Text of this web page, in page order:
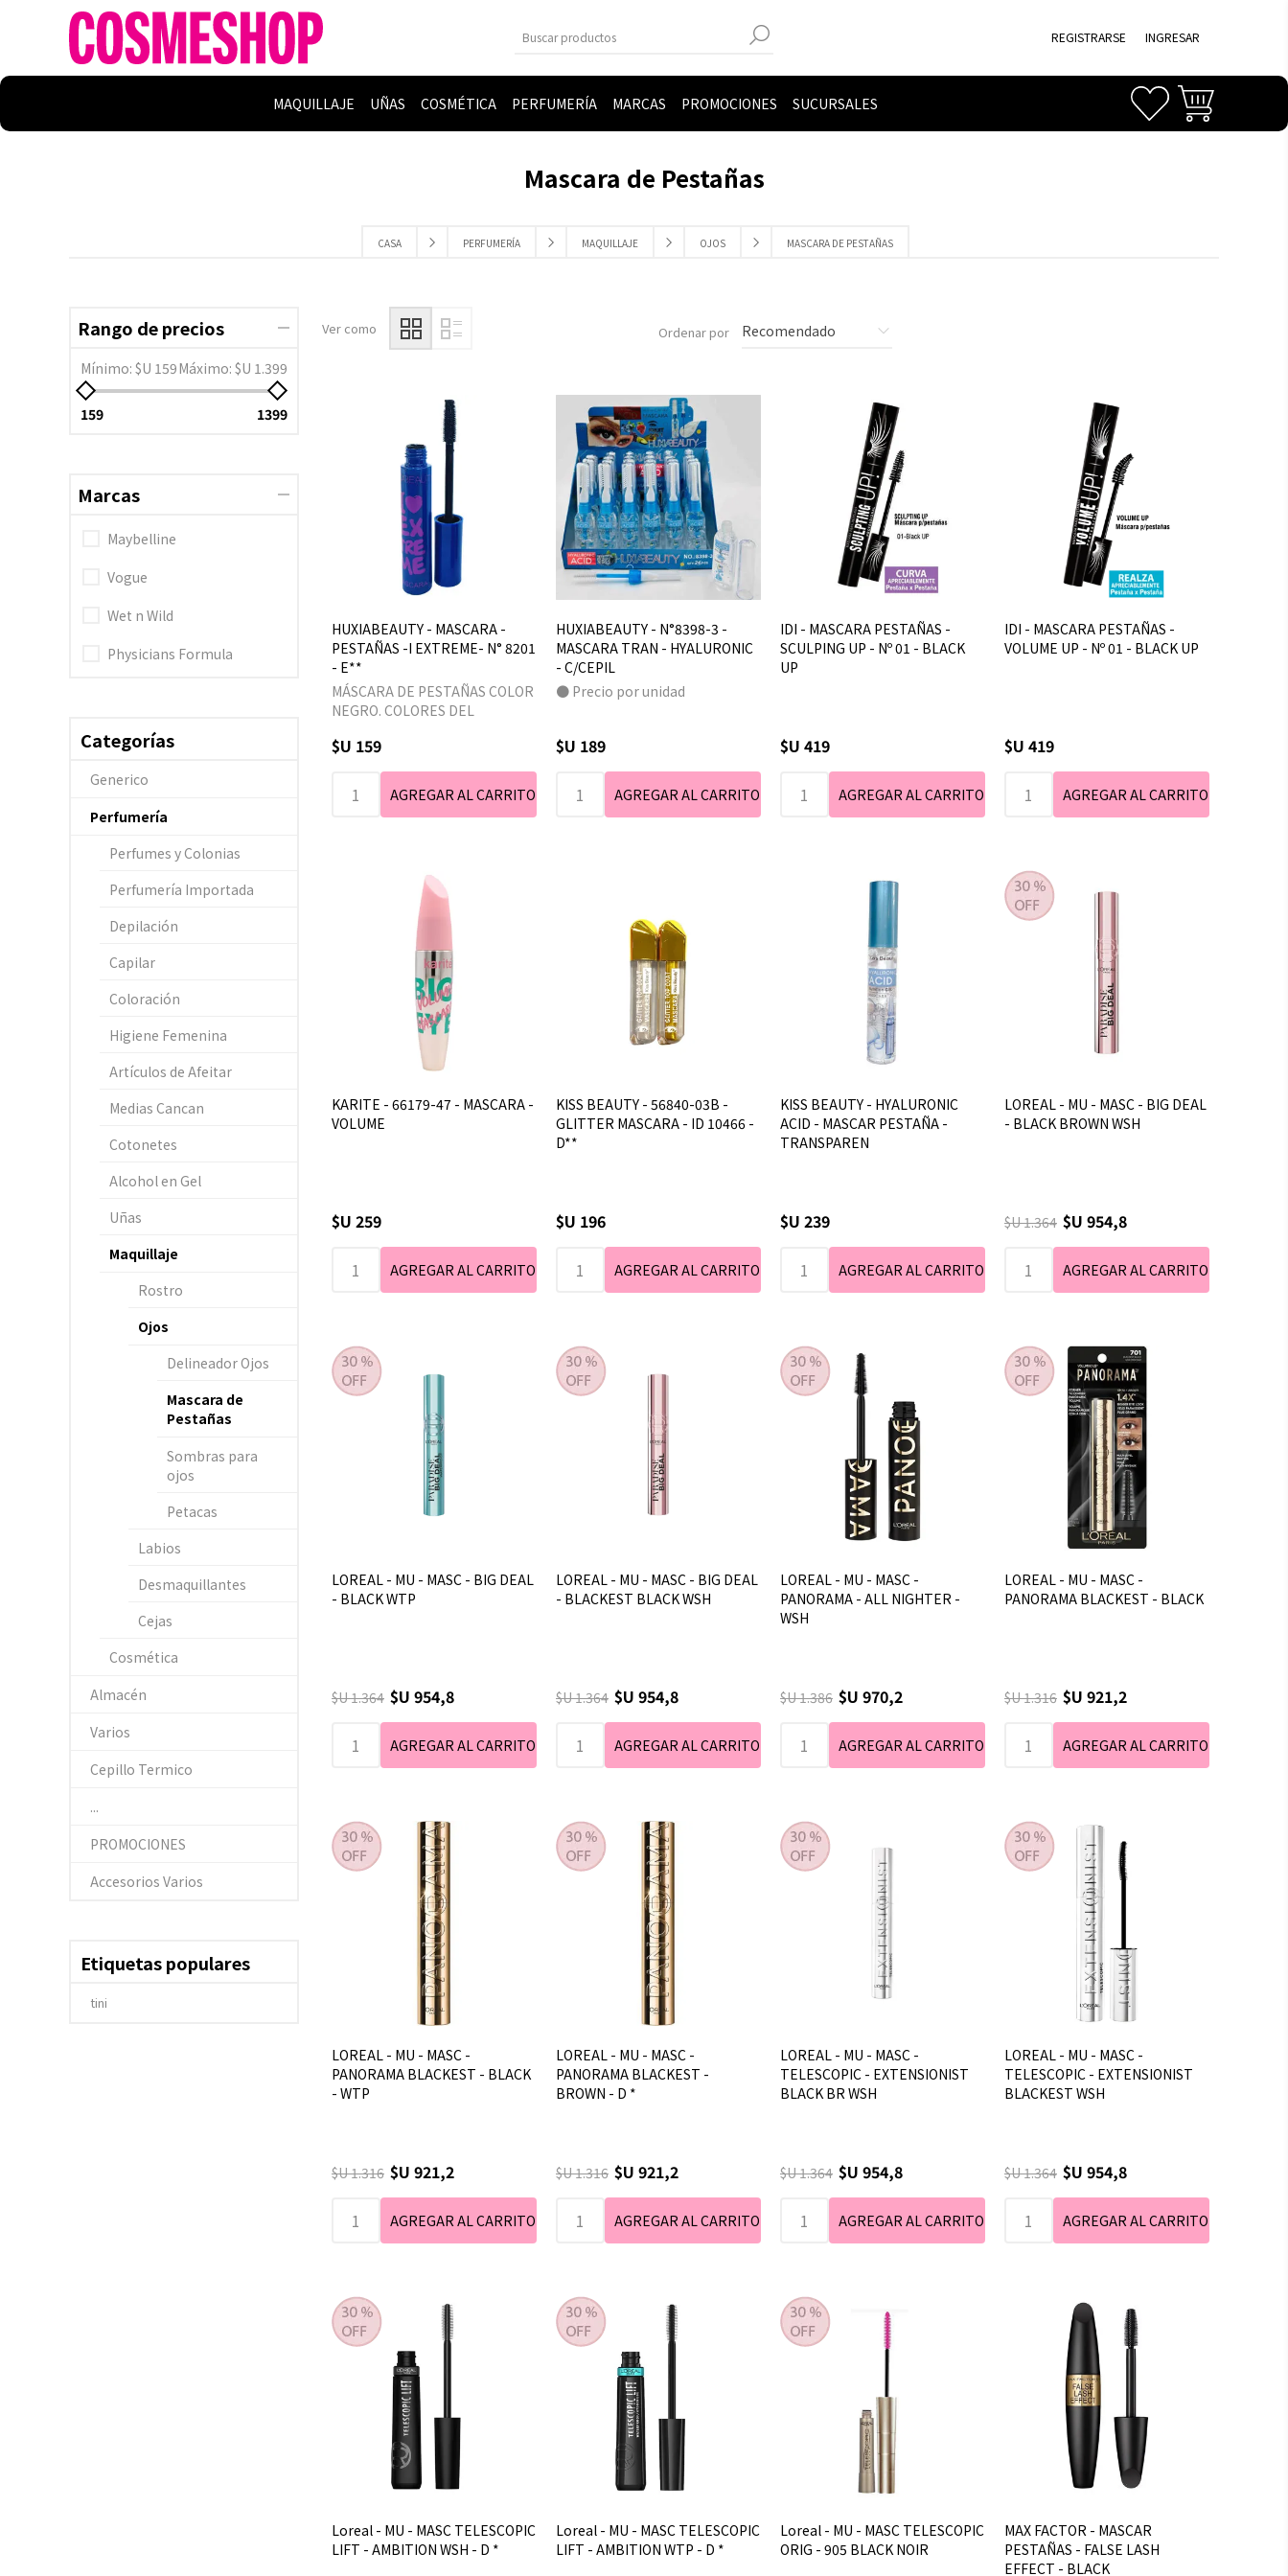
REGISTRARSE INGRESAR
MAQUILLAJE UÑAS COSMÉTICA PERFUMERÍA MARCAS PROMOCIONES SUCURSALES
CASA PERFUMERÍA MAQUILLAJE OJOS MASCARA DE PESTAÑAS
Mascara de Pestañas
Ver como Ordenar por
HUXIABEAUTY - MASCARA -
PESTAÑAS -I EXTREME- N° 8201
- E**
MÁSCARA DE PESTAÑAS COLOR
NEGRO. COLORES DEL
DISPONIBILIDAD DE STOCK
$U 159
HUXIABEAUTY - N°8398-3 -
MASCARA TRAN - HYALURONIC
- C/CEPIL
● Precio por unidad
$U 189
IDI - MASCARA PESTAÑAS -
SCULPING UP - Nº 01 - BLACK
UP
$U 419
IDI - MASCARA PESTAÑAS -
VOLUME UP - Nº 01 - BLACK UP
$U 419
KARITE - 66179-47 - MASCARA -
VOLUME
$U 259
KISS BEAUTY - 56840-03B -
GLITTER MASCARA - ID 10466 -
D**
$U 196
KISS BEAUTY - HYALURONIC
ACID - MASCAR PESTAÑA -
TRANSPAREN
$U 239
LOREAL - MU - MASC - BIG DEAL
- BLACK BROWN WSH
$U 1.364 $U 954,8
LOREAL - MU - MASC - BIG DEAL
- BLACK WTP
$U 1.364 $U 954,8
LOREAL - MU - MASC - BIG DEAL
- BLACKEST BLACK WSH
$U 1.364 $U 954,8
LOREAL - MU - MASC -
PANORAMA - ALL NIGHTER -
WSH
$U 1.386 $U 970,2
LOREAL - MU - MASC -
PANORAMA BLACKEST - BLACK
$U 1.316 $U 921,2
LOREAL - MU - MASC -
PANORAMA BLACKEST - BLACK
- WTP
$U 1.316 $U 921,2
LOREAL - MU - MASC -
PANORAMA BLACKEST -
BROWN - D *
$U 1.316 $U 921,2
LOREAL - MU - MASC -
TELESCOPIC - EXTENSIONIST
BLACK BR WSH
$U 1.364 $U 954,8
LOREAL - MU - MASC -
TELESCOPIC - EXTENSIONIST
BLACKEST WSH
$U 1.364 $U 954,8
Loreal - MU - MASC TELESCOPIC
LIFT - AMBITION WSH - D *
Loreal - MU - MASC TELESCOPIC
LIFT - AMBITION WTP - D *
Loreal - MU - MASC TELESCOPIC
ORIG - 905 BLACK NOIR
MAX FACTOR - MASCAR
PESTAÑAS - FALSE LASH
EFFECT - BLACK
Rango de precios
Mínimo: $U 159Máximo: $U 1.399
159 1399
Marcas
Maybelline
Vogue
Wet n Wild
Physicians Formula
Categorías
Generico
Perfumería
Perfumes y Colonias
Perfumería Importada
Depilación
Capilar
Coloración
Higiene Femenina
Artículos de Afeitar
Medias Cancan
Cotonetes
Alcohol en Gel
Uñas
Maquillaje
Rostro
Ojos
Delineador Ojos
Mascara de
Pestañas
Sombras para
ojos
Petacas
Labios
Desmaquillantes
Cejas
Cosmética
Almacén
Varios
Cepillo Termico
...
PROMOCIONES
Accesorios Varios
Etiquetas populares
tini